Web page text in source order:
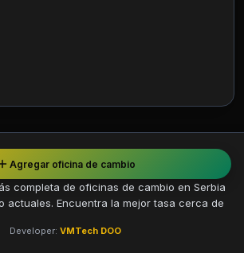
completa de oficinas de cambio en Serbia
actuales. Encuentra la mejor tasa cerca de
Developer: VMTech DOO
Agregar oficina de cambio